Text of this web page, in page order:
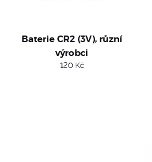
Baterie CR2 (3V), různí
výrobci
120 Kč